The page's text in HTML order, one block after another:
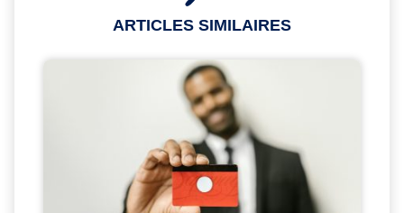
ARTICLES SIMILAIRES